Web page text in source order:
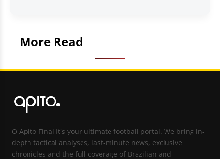
More Read
O Apito Final It's your ultimate football portal. We bring in-
depth tactical analyses, last-minute news, exclusive
chronicles and the full coverage of Brazilian and